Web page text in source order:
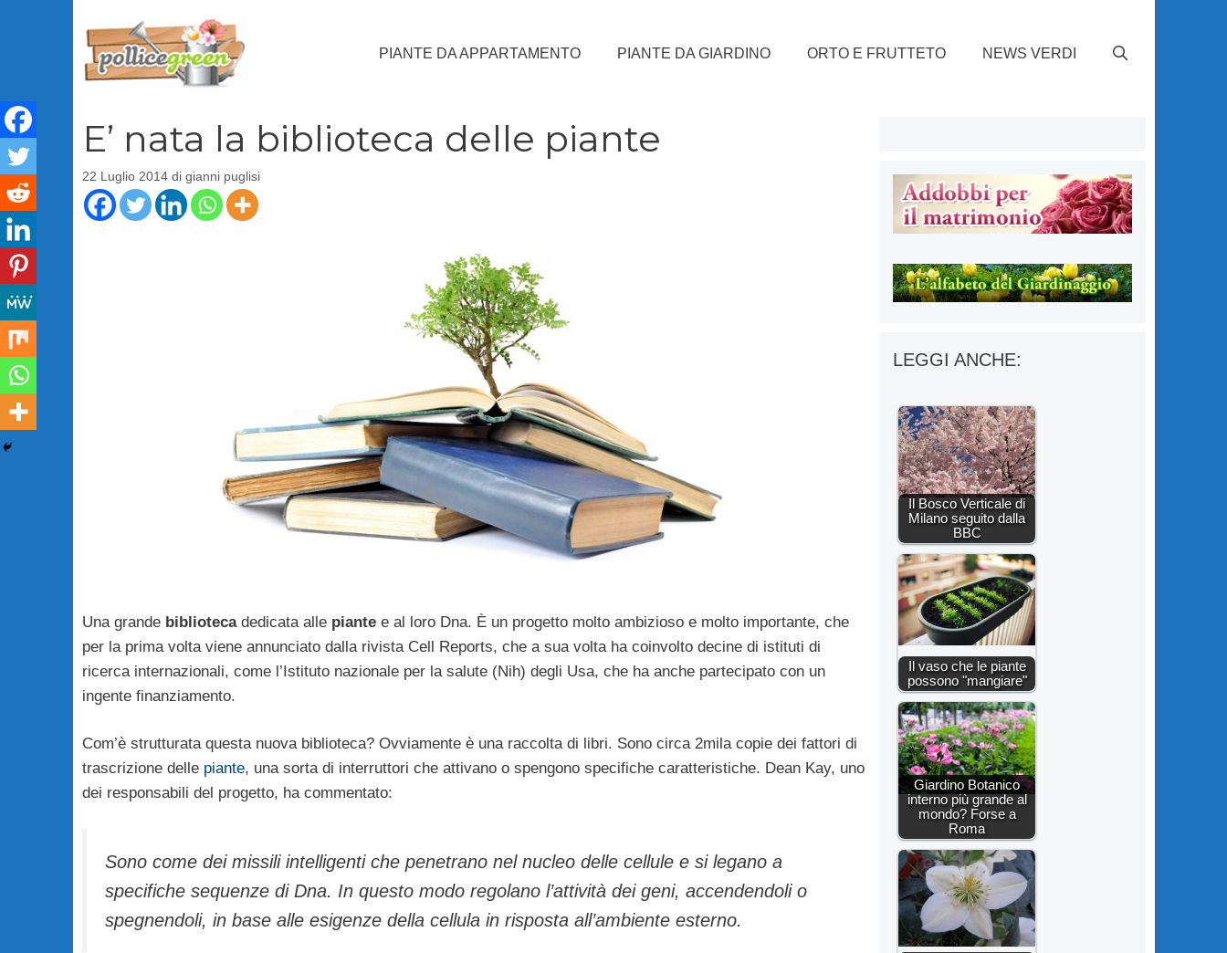
PIANTE DA APPARTAMENTO PIANTE DA GIARDINO ORTO E FRUTTETO NEWS VERDI
E’ nata la biblioteca delle piante
22 Luglio 2014 di gianni puglisi
Una grande bibliotecadedicata alle piantee al loro Dna. È un progetto molto ambizioso e molto importante, che
per la prima volta viene annunciato dalla rivista Cell Reports, che a sua volta ha coinvolto decine di istituti di
ricerca internazionali, come l’Istituto nazionale per la salute (Nih) degli Usa, che ha anche partecipato con un
ingente finanziamento.
Com’è strutturata questa nuova biblioteca? Ovviamente è una raccolta di libri. Sono circa 2mila copie dei fattori di
trascrizione delle piante, una sorta di interruttori che attivano o spengono specifiche caratteristiche. Dean Kay, uno
dei responsabili del progetto, ha commentato:
Sono come dei missili intelligenti che penetrano nel nucleo delle cellule e si legano a
specifiche sequenze di Dna. In questo modo regolano l’attività dei geni, accendendoli o
spegnendoli, in base alle esigenze della cellula in risposta all’ambiente esterno.
LEGGI ANCHE:
Il Bosco Verticale di
Milano seguito dalla
BBC
Il vaso che le piante
possono "mangiare"
Giardino Botanico
interno più grande al
mondo? Forse a
Roma